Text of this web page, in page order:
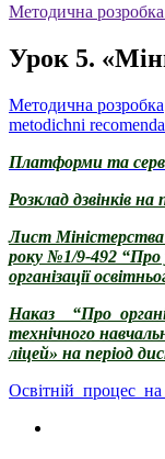
Методична
Урок 5.
Методична розробка
metodichni
Платформи та
Розклад дзвінків
Лист Міністерства
року №1/9-492 “Про
організації
Наказ “Про
технічного
ліцей» на період